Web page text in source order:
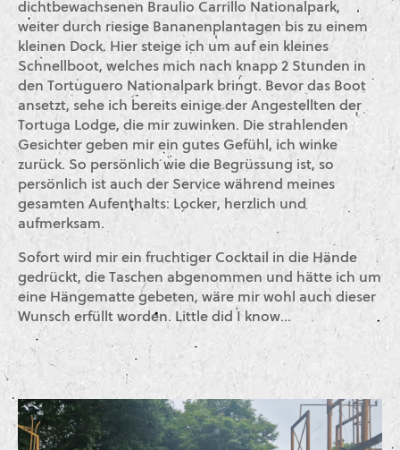
dichtbewachsenen Braulio Carrillo Nationalpark,
weiter durch riesige Bananenplantagen bis zu einem
kleinen Dock. Hier steige ich um auf ein kleines
Schnellboot, welches mich nach knapp 2 Stunden in
den Tortuguero Nationalpark bringt. Bevor das Boot
ansetzt, sehe ich bereits einige der Angestellten der
Tortuga Lodge, die mir zuwinken. Die strahlenden
Gesichter geben mir ein gutes Gefühl, ich winke
zurück. So persönlich wie die Begrüssung ist, so
persönlich ist auch der Service während meines
gesamten Aufenthalts: Locker, herzlich und
aufmerksam.
Sofort wird mir ein fruchtiger Cocktail in die Hände
gedrückt, die Taschen abgenommen und hätte ich um
eine Hängematte gebeten, wäre mir wohl auch dieser
Wunsch erfüllt worden. Little did I know…